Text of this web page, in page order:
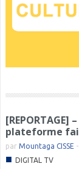
[REPORTAGE]
plateforme
par Mountaga CISSE -
■ DIGITAL TV